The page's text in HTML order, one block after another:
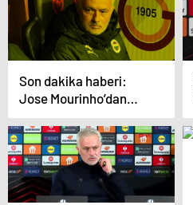
Son dakika haberi:
Jose Mourinho’dan
Galatasaray’a karşı
hamle! Derbi sonrası
‘ırkçılık’ tartışmaları
gündem olmuştu…